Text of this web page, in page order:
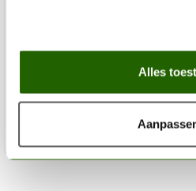
Alles€5,40
Niet op voorraad